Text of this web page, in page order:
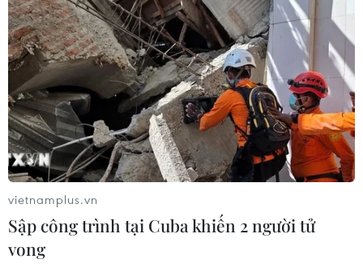
vietnamplus.vn
Sập công trình tại Cuba khiến 2 người tử
vong